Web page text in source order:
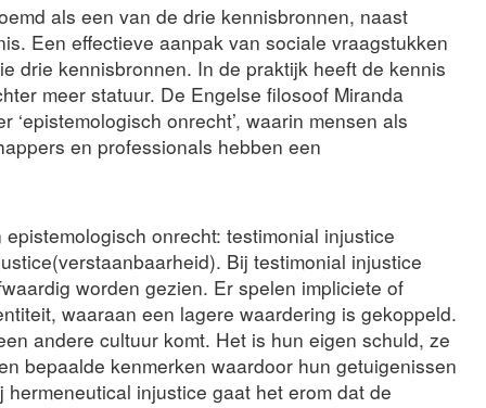
als een van de drie kennisbronnen, naast
Een effectieve aanpak van sociale vraagstukken
drie kennisbronnen. In de praktijk heeft de kennis
meer statuur. De Engelse filosoof Miranda
‘epistemologisch onrecht’, waarin mensen als
en professionals hebben een
onrecht: testimonial injustice
Bij testimonial injustice
worden gezien. Er spelen impliciete of
waaraan een lagere waardering is gekoppeld.
andere cultuur komt. Het is hun eigen schuld, ze
bepaalde kenmerken waardoor hun getuigenissen
injustice gaat het erom dat de